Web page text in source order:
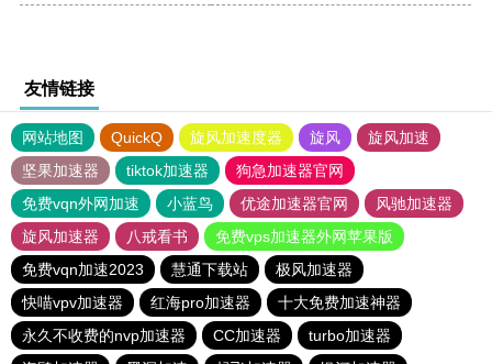
友情链接
网站地图 QuickQ 旋风加速度器 旋风
旋风加速
坚果加速器
tiktok加速器
狗急加速器官网
免费vqn外网加速
小蓝鸟 优途加速器官网
风驰加速器
旋风加速器
八戒看书
免费vps加速器外网苹果版
免费vqn加速2023
慧通下载站
极风加速器
快喵vpv加速器
红海pro加速器
十大免费加速神器
永久不收费的nvp加速器
CC加速器
turbo加速器